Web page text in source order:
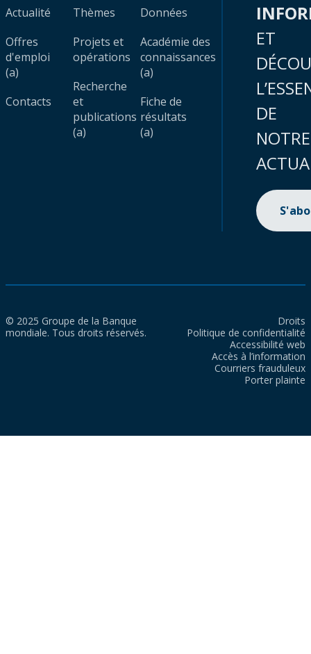
Actualité
Offres
d'emploi
(a)
Contacts
Thèmes
Projets et
opérations
Recherche
et
publications
(a)
Données
Académie des
connaissances
(a)
Fiche de
résultats
(a)
ET
DE
NOTRE
© 2025 Groupe de la Banque
mondiale. Tous droits réservés.
Droits
Politique de confidentialité
Accessibilité web
Accès à l’information
Courriers frauduleux
Porter plainte